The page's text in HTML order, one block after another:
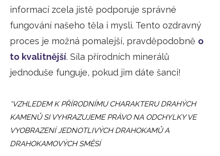
informací zcela jistě podporuje správné
fungování našeho těla i mysli. Tento ozdravný
proces je možná pomalejší, pravděpodobně o
to kvalitnější. Síla přírodních minerálů
jednoduše funguje, pokud jim dáte šanci!
*VZHLEDEM K PŘÍRODNÍMU CHARAKTERU DRAHÝCH
KAMENŮ SI VYHRAZUJEME PRÁVO NA ODCHYLKY VE
VYOBRAZENÍ JEDNOTLIVÝCH DRAHOKAMŮ A
DRAHOKAMOVÝCH SMĚSÍ